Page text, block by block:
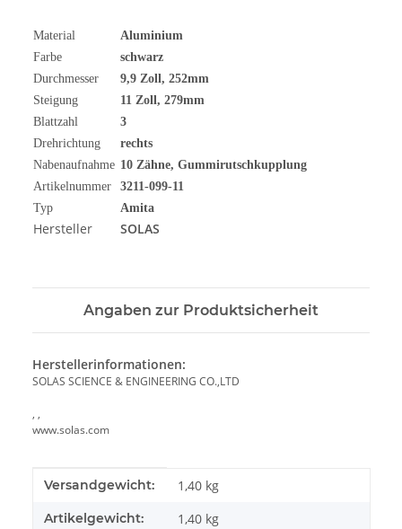
Material
Aluminium
Farbe
schwarz
Durchmesser
9,9 Zoll, 252mm
Steigung
11 Zoll, 279mm
Blattzahl
3
Drehrichtung
rechts
Nabenaufnahme 10 Zähne, Gummirutschkupplung
Artikelnummer
3211-099-11
Typ
Amita
Hersteller SOLAS
Angaben zur Produktsicherheit
Herstellerinformationen:
SOLAS SCIENCE & ENGINEERING CO.,LTD
, ,
www.solas.com
Produkteigenschaft
Wert
Versandgewicht: 1,40 kg
Artikelgewicht: 1,40 kg